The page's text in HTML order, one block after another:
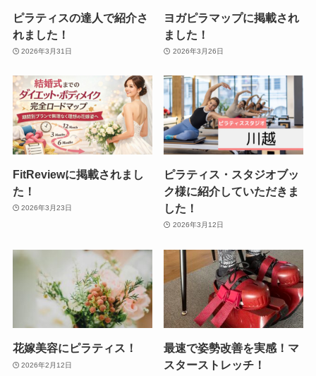
ピラティスの達人で紹介さ
れました！
2026年3月31日
ヨガピラマップに掲載され
ました！
2026年3月26日
FitReviewに掲載されまし
た！
2026年3月23日
ピラティス・スタジオブッ
ク様に紹介していただきま
した！
2026年3月12日
花嫁美容にピラティス！
2026年2月12日
最速で姿勢改善を実感！マ
スターストレッチ！